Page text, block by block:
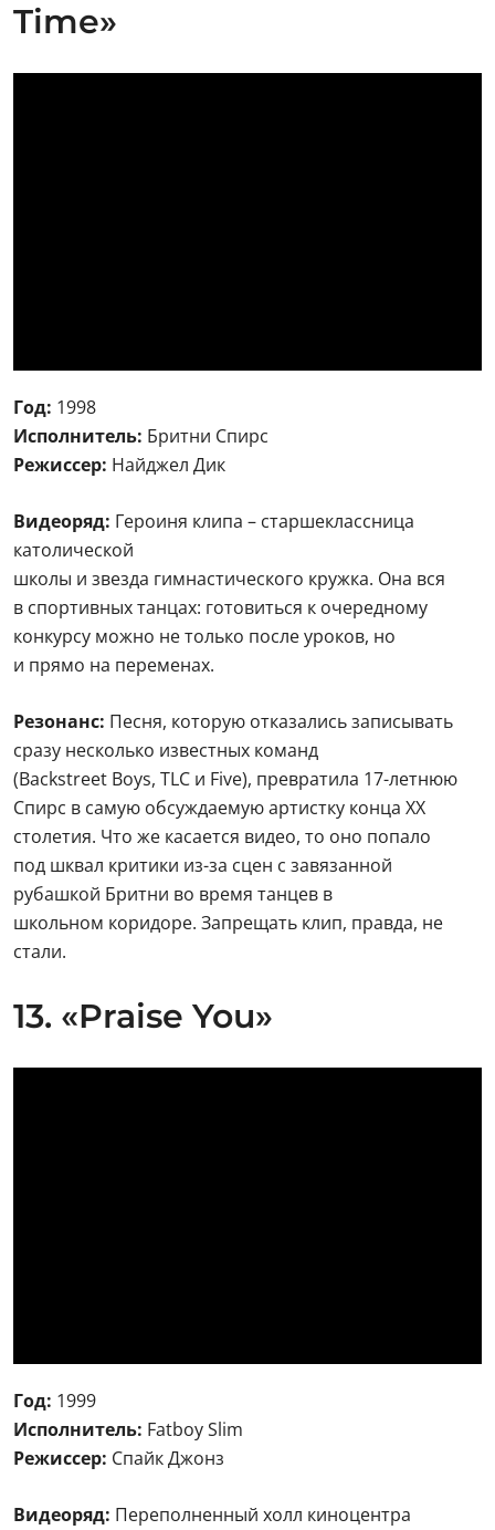
Time»
Год: 1998
Исполнитель: Бритни Спирс
Режиссер: Найджел Дик
Видеоряд: Героиня клипа – старшеклассница
католической
школы и звезда гимнастического кружка. Она вся
в спортивных танцах: готовиться к очередному
конкурсу можно не только после уроков, но
и прямо на переменах.
Резонанс: Песня, которую отказались записывать
сразу несколько известных команд
(Backstreet Boys, TLC и Five), превратила 17-летнюю
Спирс в самую обсуждаемую артистку конца ХХ
столетия. Что же касается видео, то оно попало
под шквал критики из-за сцен с завязанной
рубашкой Бритни во время танцев в
школьном коридоре. Запрещать клип, правда, не
стали.
13. «Praise You»
Год: 1999
Исполнитель: Fatboy Slim
Режиссер: Спайк Джонз
Видеоряд: Переполненный холл киноцентра